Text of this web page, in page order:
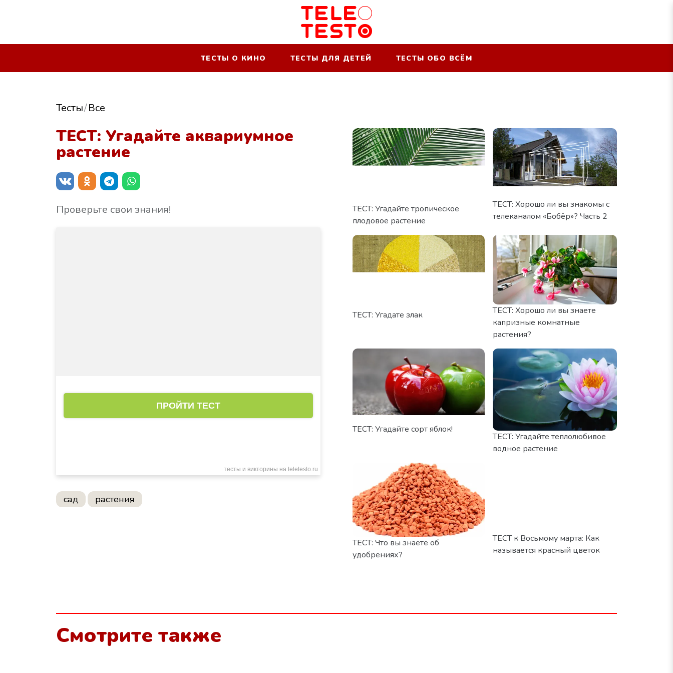
ТЕСТЫ О КИНО ТЕСТЫ ДЛЯ ДЕТЕЙ ТЕСТЫ ОБО ВСЁМ
Тесты Все
ТЕСТ: Угадайте аквариумное
растение
Проверьте свои знания!
сад растения
ТЕСТ: Угадайте тропическое
плодовое растение
ТЕСТ: Хорошо ли вы знакомы с
телеканалом «Бобёр»? Часть 2
ТЕСТ: Угадате злак
ТЕСТ: Хорошо ли вы знаете
капризные комнатные
растения?
ТЕСТ: Угадайте сорт яблок!
Фото: Praew stock / Shutterstock
ТЕСТ: Угадайте теплолюбивое
водное растение
ТЕСТ: Что вы знаете об
удобрениях?
ТЕСТ к Восьмому марта: Как
называется красный цветок
Смотрите также